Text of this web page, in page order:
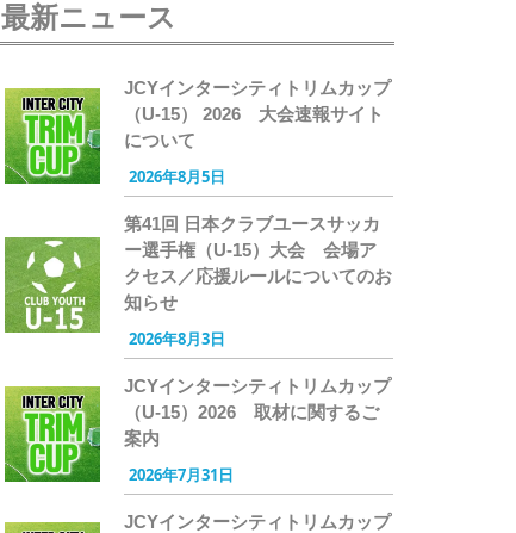
最新ニュース
JCYインターシティトリムカップ
（U-15） 2026 大会速報サイト
について
2026年8月5日
第41回 日本クラブユースサッカ
ー選手権（U-15）大会 会場ア
クセス／応援ルールについてのお
知らせ
2026年8月3日
JCYインターシティトリムカップ
（U-15）2026 取材に関するご
案内
2026年7月31日
JCYインターシティトリムカップ